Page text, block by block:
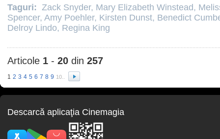
Taguri: Zack Snyder, Mary Elizabeth Winstead,
Spencer, Amy Poehler, Kirsten Dunst, Benedict
Delroy Lindo, Regina King
Articole 1 - 20 din 257
1 2 3 4 5 6 7 8 9 10..
Descarcă aplicaţia Cinemagia